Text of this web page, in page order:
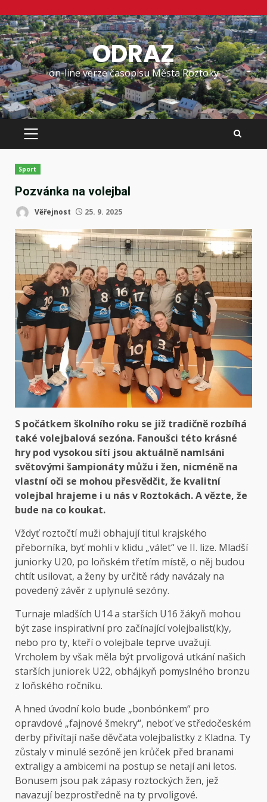
Skip
to
content
ODRAZ
on-line verze časopisu Města Roztoky
PRIMARY
Sport
Pozvánka na volejbal
Věřejnost 25. 9. 2025
S počátkem školního roku se již tradičně rozbíhá
také volejbalová sezóna. Fanoušci této krásné
hry pod vysokou sítí jsou aktuálně namlsáni
světovými šampionáty můžu i žen, nicméně na
vlastní oči se mohou přesvědčit, že kvalitní
volejbal hrajeme i u nás v Roztokách. A vězte, že
bude na co koukat.
Vždyť roztočtí muži obhajují titul krajského
přeborníka, byť mohli v klidu „válet“ ve II. lize. Mladší
juniorky U20, po loňském třetím místě, o něj budou
chtít usilovat, a ženy by určitě rády navázaly na
povedený závěr z uplynulé sezóny.
Turnaje mladších U14 a starších U16 žákyň mohou
být zase inspirativní pro začínající volejbalist(k)y,
nebo pro ty, kteří o volejbale teprve uvažují.
Vrcholem by však měla být prvoligová utkání našich
starších juniorek U22, obhájkyň pomyslného bronzu
z loňského ročníku.
A hned úvodní kolo bude „bonbónkem“ pro
opravdové „fajnové šmekry“, neboť ve středočeském
derby přivítají naše děvčata volejbalistky z Kladna. Ty
zůstaly v minulé sezóně jen krůček před branami
extraligy a ambicemi na postup se netají ani letos.
Bonusem jsou pak zápasy roztockých žen, jež
navazují bezprostředně na ty prvoligové.